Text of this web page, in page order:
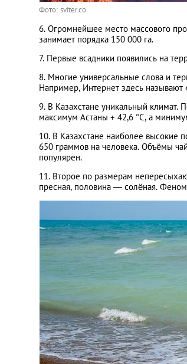
Фото: sviter.co
6. Огромнейшее место массового
занимает порядка 150 000 га.
7. Первые всадники появились на
8. Многие универсальные слова и
Например, Интернет здесь называют
9. В Казахстане уникальный климат.
максимум Астаны + 42,6 °C, а
10. В Казахстане наиболее высокие
650 граммов на человека. Объёмы
популярен.
11. Второе по размерам
пресная, половина — солёная.